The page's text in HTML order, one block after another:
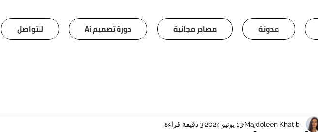
مدونة مصادر مجانية دورة تصميم Ai للتواصل
Majdoleen Khatib 13 يونيو 2024 3 دقيقة قراءة